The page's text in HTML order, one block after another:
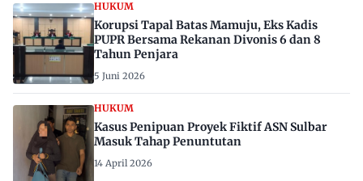
HUKUM
Korupsi Tapal Batas Mamuju, Eks Kadis
PUPR Bersama Rekanan Divonis 6 dan 8
Tahun Penjara
5 Juni 2026
HUKUM
Kasus Penipuan Proyek Fiktif ASN Sulbar
Masuk Tahap Penuntutan
14 April 2026